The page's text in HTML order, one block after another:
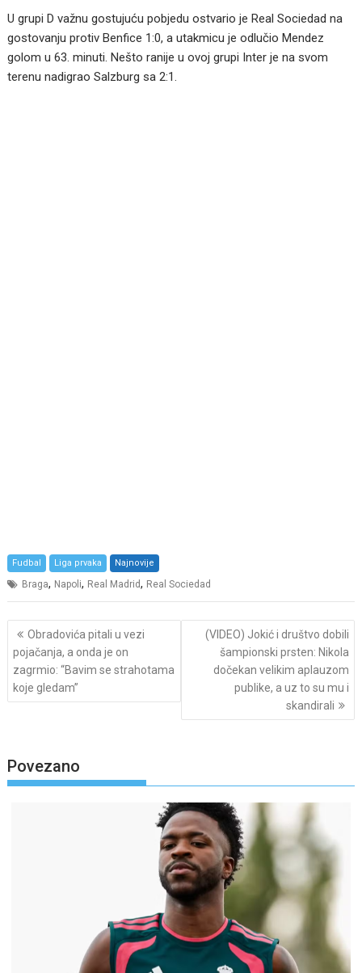
U grupi D važnu gostujuću pobjedu ostvario je Real Sociedad na
gostovanju protiv Benfice 1:0, a utakmicu je odlučio Mendez
golom u 63. minuti. Nešto ranije u ovoj grupi Inter je na svom
terenu nadigrao Salzburg sa 2:1.
Fudbal Liga prvaka Najnovije
Braga, Napoli, Real Madrid, Real Sociedad
Post
navigation
Obradovića pitali u vezi
pojačanja, a onda je on
zagrmio: “Bavim se strahotama
koje gledam”
(VIDEO) Jokić i društvo dobili
šampionski prsten: Nikola
dočekan velikim aplauzom
publike, a uz to su mu i
skandirali
Povezano